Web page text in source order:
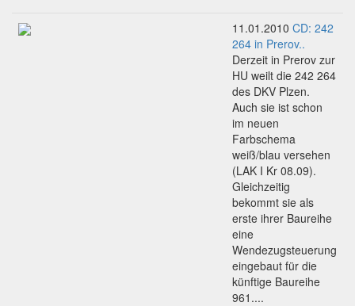
11.01.2010 CD: 242
264 in Prerov..
Derzeit in Prerov zur
HU weilt die 242 264
des DKV Plzen.
Auch sie ist schon
im neuen
Farbschema
weiß/blau versehen
(LAK I Kr 08.09).
Gleichzeitig
bekommt sie als
erste ihrer Baureihe
eine
Wendezugsteuerung
eingebaut für die
künftige Baureihe
961....